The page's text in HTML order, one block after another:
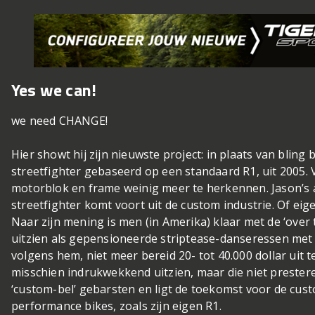
Yes we can!
we need CHANGE!
Hier showt hij zijn nieuwste project: in plaats van bling
streetfighter gebaseerd op een standaard R1, uit 2005.
motorblok en frame weinig meer te herkennen.
streetfighter komt voort uit de custom industrie. Of
Naar zijn mening is men (in Amerika) klaar met de
uitzien als gepensioneerde striptease-danseressen
volgens hem, niet meer bereid 20- tot 40.000 dollar uit
misschien indrukwekkend uitzien, maar die niet
‘custom-bel’ gebarsten en ligt de toekomst voor de
performance bikes, zoals zijn eigen R1.